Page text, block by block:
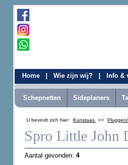
Home Wie zijn wij? Info &
Schepnetten Sideplaners
U bevindt zich hier: Kunstaas >>
Spro Little John
Aantal gevonden: 4